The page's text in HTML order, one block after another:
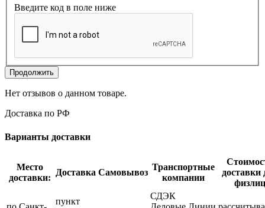
Введите код в поле ниже
Продолжить
Нет отзывов о данном товаре.
Доставка по РФ
Варианты доставки
Место
доставки:
Доставка Самовывоз
Транспортные
компании
доставки
физлиц
пункт
СДЭК